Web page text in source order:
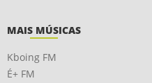
MAIS MÚSICAS
Kboing FM
É+ FM